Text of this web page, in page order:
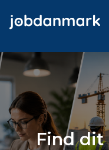
Find dit